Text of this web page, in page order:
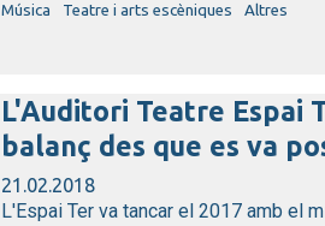
Música Teatre i arts escèniques Altres
L'Auditori Teatre Espai
balanç des que es va
21.02.2018
L'Espai Ter va tancar el 2017 amb el